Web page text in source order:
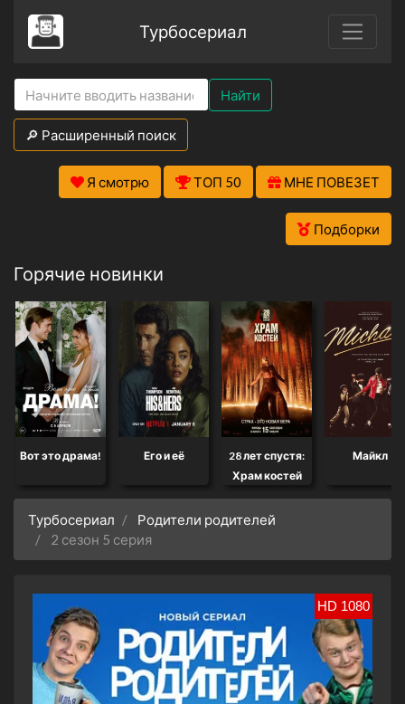
Турбосериал
Найти
🔎 Расширенный поиск
Я смотрю ТОП 50 МНЕ ПОВЕЗЕТ
Подборки
Горячие новинки
Вот это драма! Его и её
28 лет спустя:
Храм костей
Майкл
Турбосериал
Родители родителей
2 сезон 5 серия
HD 1080